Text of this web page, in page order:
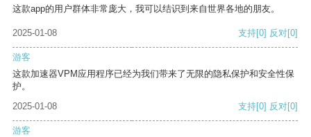
这款app的用户群体非常庞大，我可以结识到来自世界各地的朋友。
2025-01-08 支持[0] 反对[0]
游客
这款加速器VPM应用程序已经为我们带来了无限的隐私保护和安全性保
护。
2025-01-08
支持[0] 反对[0]
游客